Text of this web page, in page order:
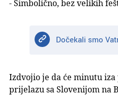
- Simbolično, bez velikih
Dočekali smo
Izdvojio je da će minutu
prijelazu sa Slovenijom na